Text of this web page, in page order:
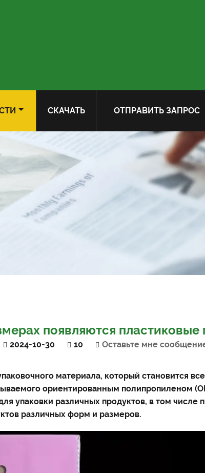
СКАЧАТЬ ОТПРАВИТЬ ЗАПРОС
появляются пластиковые
2024-10-30 10 Оставьте мне
материала, который становится
ориентированным полипропиленом
упаковки различных продуктов, в том
различных форм и размеров.